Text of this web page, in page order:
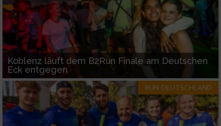
Koblenz läuft dem B2Run Finale am Deutschen
Eck entgegen
RUN-DEUTSCHLAND